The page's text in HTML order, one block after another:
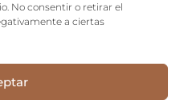
No consentir o retirar el
a ciertas